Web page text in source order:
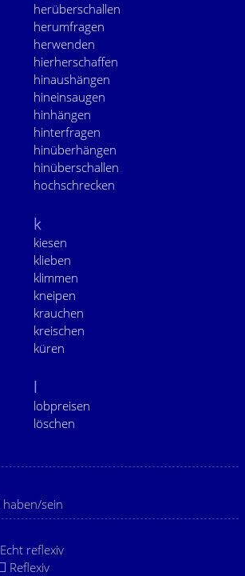
herüberschallen
herumfragen
herwenden
hierherschaffen
hinaushängen
hineinsaugen
hinhängen
hinterfragen
hinüberhängen
hinüberschallen
hochschrecken
k
kiesen
klieben
klimmen
kneipen
krauchen
kreischen
küren
l
lobpreisen
löschen
haben/sein
Echt reflexiv
Reflexiv